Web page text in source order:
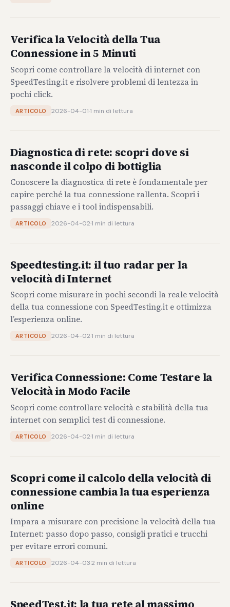
Verifica la Velocità della Tua
Connessione in 5 Minuti
Scopri come controllare la velocità di internet con
SpeedTesting.it e risolvere problemi di lentezza in
pochi click.
ARTICOLO 2026-04-01·1 min di lettura
Diagnostica di rete: scopri dove si
nasconde il colpo di bottiglia
Conoscere la diagnostica di rete è fondamentale per
capire perché la tua connessione rallenta. Scopri i
passaggi chiave e i tool indispensabili.
ARTICOLO 2026-04-02·1 min di lettura
Speedtesting.it: il tuo radar per la
velocità di Internet
Scopri come misurare in pochi secondi la reale velocità
della tua connessione con SpeedTesting.it e ottimizza
l’esperienza online.
ARTICOLO 2026-04-02·1 min di lettura
Verifica Connessione: Come Testare la
Velocità in Modo Facile
Scopri come controllare velocità e stabilità della tua
internet con semplici test di connessione.
ARTICOLO 2026-04-02·1 min di lettura
Scopri come il calcolo della velocità di
connessione cambia la tua esperienza
online
Impara a misurare con precisione la velocità della tua
Internet: passo dopo passo, consigli pratici e trucchi
per evitare errori comuni.
ARTICOLO 2026-04-03·2 min di lettura